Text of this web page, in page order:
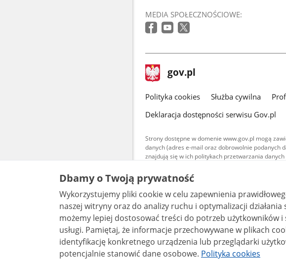
MEDIA SPOŁECZNOŚCIOWE:
stopka
gov.pl Strona
gov.pl
gov.pl
Polityka cookies Służba cywilna
Deklaracja dostępności serwisu Gov.pl
Strony dostępne w domenie www.gov.pl mogą
danych (adres e-mail oraz dobrowolnie podanych
znajdują się w ich politykach przetwarzania danych
Treści tekstowe publikowane w
udostępniane na licencji typu
warunkach 4.0 (CC BY-SA 4.0).
są udostępniane na licencji typu
bez utworów zależnych 4.0 (CC BY-
Dbamy o Twoją prywatność
Wykorzystujemy pliki cookie w celu zapewnienia
naszej witryny oraz do analizy ruchu i optymalizacji działania strony.
możemy lepiej dostosować treści do potrzeb użytkowników i
usługi. Pamiętaj, że informacje przechowywane w plikach cookie mogą pozwalać na
identyfikację konkretnego urządzenia lub przeglądarki
potencjalnie stanowić dane osobowe. Polityka cookies